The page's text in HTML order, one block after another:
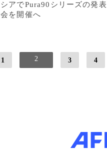
シアでPura90シリーズの発表
会を開催へ
1 2 3 4